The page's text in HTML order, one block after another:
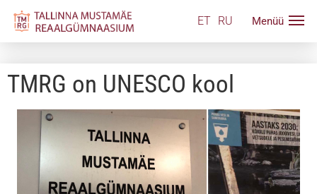
ET RU
TMRG on UNESCO kool